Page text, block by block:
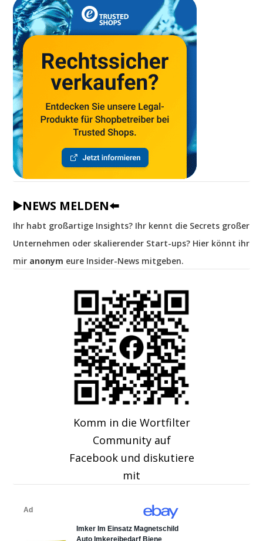
▶️NEWS MELDEN⬅️
Ihr habt großartige Insights? Ihr kennt die Secrets großer
Unternehmen oder skalierender Start-ups? Hier könnt ihr
mir anonym eure Insider-News mitgeben.
Komm in die Wortfilter
Community auf
Facebook und diskutiere
mit